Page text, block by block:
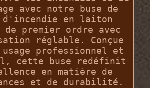
avec notre buse de
d'incendie en laiton
de premier ordre avec
réglable. Conçue
usage professionnel et
cette buse redéfinit
en matière de
et de durabilité.